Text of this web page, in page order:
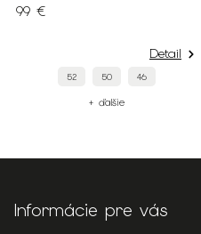
99 €
Detail
52 50 46
+ ďalšie
Informácie pre vás